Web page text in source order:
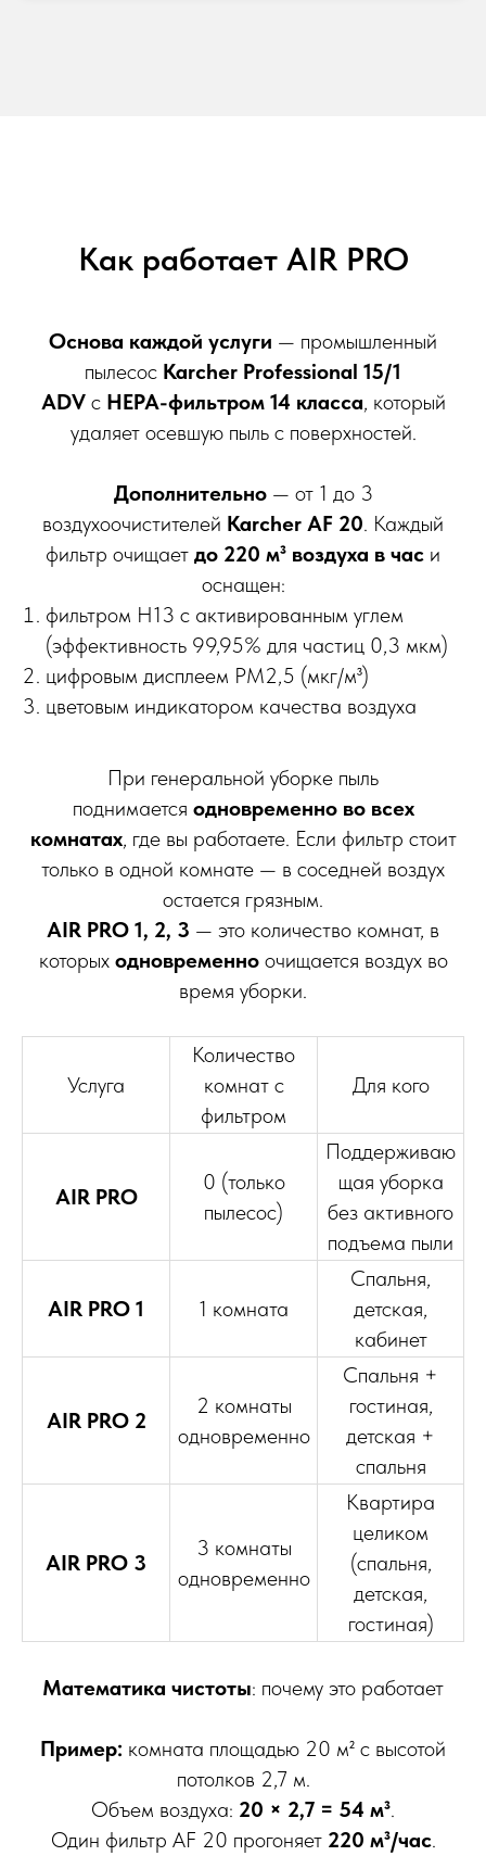
Как работает AIR PRO
Основа каждой услуги — промышленный
пылесос Karcher Professional 15/1
ADVс HEPA-фильтром 14 класса, который
удаляет осевшую пыль с поверхностей.
Дополнительно— от 1 до 3
воздухоочистителей Karcher AF 20. Каждый
фильтр очищает до 220 м³ воздуха в час и
оснащен:
фильтром H13 с активированным углем
(эффективность 99,95% для частиц 0,3 мкм)
цифровым дисплеем PM2,5 (мкг/м³)
цветовым индикатором качества воздуха
При генеральной уборке пыль
поднимается одновременно во всех
комнатах, где вы работаете. Если фильтр стоит
только в одной комнате — в соседней воздух
остается грязным.
AIR PRO 1, 2, 3 — это количество комнат, в
которых одновременноочищается воздух во
время уборки.
Услуга
Количество
комнат с
фильтром
Для кого
AIR PRO
0 (только
пылесос)
Поддерживаю
щая уборка
без активного
подъема пыли
AIR PRO 1 1 комната
Спальня,
детская,
кабинет
AIR PRO 2
2 комнаты
одновременно
Спальня +
гостиная,
детская +
спальня
AIR PRO 3
3 комнаты
одновременно
Квартира
целиком
(спальня,
детская,
гостиная)
Математика чистоты: почему это работает
Пример: комната площадью 20 м² с высотой
потолков 2,7 м.
Объем воздуха: 20 × 2,7 = 54 м³.
Один фильтр AF 20 прогоняет 220 м³/час.